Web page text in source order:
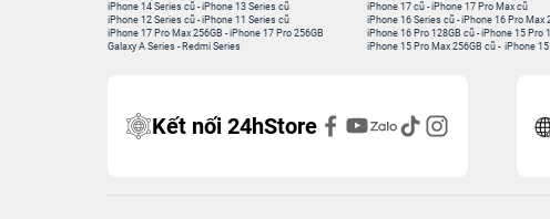
iPhone 14 Series cũ -iPhone 13 Series cũ
iPhone 12 Series cũ -iPhone 11 Series cũ
iPhone 17 Pro Max 256GB -iPhone 17 Pro 256GB
Galaxy A Series - Redmi Series
iPhone 17 cũ -iPhone 17 Pro Max cũ
iPhone 16 Series cũ - iPhone 16 Pro Max
iPhone 16 Pro 128GB cũ -iPhone 15 Pro
iPhone 15 Pro Max 256GB cũ - iPhone
Kết nối 24hStore